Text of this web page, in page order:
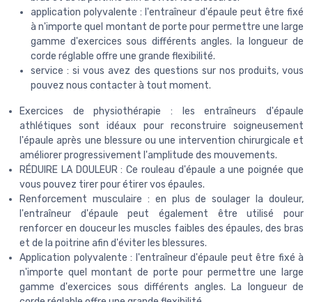
application polyvalente : l'entraîneur d'épaule peut être fixé
à n'importe quel montant de porte pour permettre une large
gamme d'exercices sous différents angles. la longueur de
corde réglable offre une grande flexibilité.
service : si vous avez des questions sur nos produits, vous
pouvez nous contacter à tout moment.
Exercices de physiothérapie : les entraîneurs d'épaule
athlétiques sont idéaux pour reconstruire soigneusement
l'épaule après une blessure ou une intervention chirurgicale et
améliorer progressivement l'amplitude des mouvements.
RÉDUIRE LA DOULEUR : Ce rouleau d'épaule a une poignée que
vous pouvez tirer pour étirer vos épaules.
Renforcement musculaire : en plus de soulager la douleur,
l'entraîneur d'épaule peut également être utilisé pour
renforcer en douceur les muscles faibles des épaules, des bras
et de la poitrine afin d'éviter les blessures.
Application polyvalente : l'entraîneur d'épaule peut être fixé à
n'importe quel montant de porte pour permettre une large
gamme d'exercices sous différents angles. La longueur de